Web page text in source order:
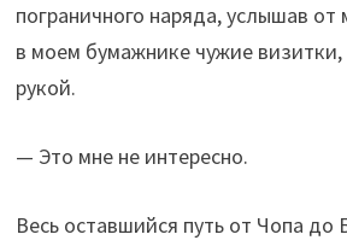
пограничного наряда, услышав от
в моем бумажнике чужие визитки,
рукой.
— Это мне не интересно.
Весь оставшийся путь от Чопа до